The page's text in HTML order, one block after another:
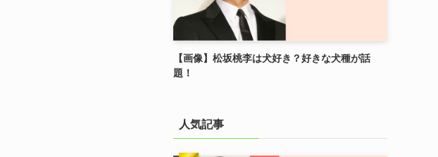
【画像】松坂桃李は犬好き？好きな犬種が話
題！
人気記事